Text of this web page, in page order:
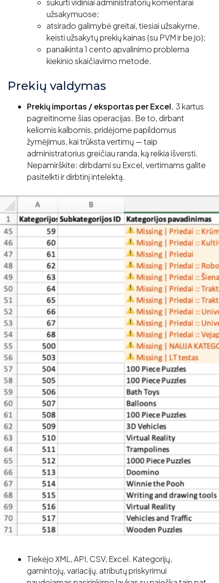
sukurti vidiniai administratorių komentarai
užsakymuose;
atsirado galimybė greitai, tiesiai užsakyme,
keisti užsakytų prekių kainas (su PVM ir be jo);
panaikinta 1 cento apvalinimo problema
kiekinio skaičiavimo metode.
Prekių valdymas
Prekių importas / eksportas per Excel. 3 kartus
pagreitinome šias operacijas. Be to, dirbant
keliomis kalbomis, pridėjome papildomus
žymėjimus, kai trūksta vertimų — taip
administratorius greičiau randa, ką reikia išversti.
Nepamirškite: dirbdami su Excel, vertimams galite
pasitelkti ir dirbtinį intelektą.
Tiekėjo XML, API, CSV, Excel. Kategorijų,
gamintojų, variacijų, atributų priskyrimui